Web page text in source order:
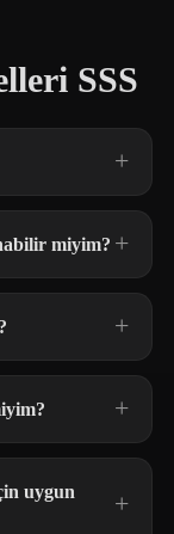
SSS
miyim?
uygun